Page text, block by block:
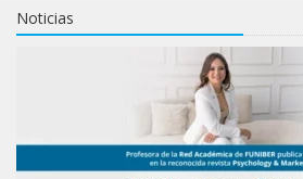
Noticias